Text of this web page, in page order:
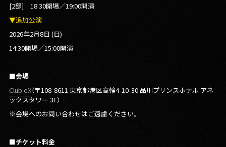
[2部] 18:30開場／19:00開演
▼追加公演
2026年2月8日 (日)
14:30開場／15:00開演
■会場
Club eX（〒108-8611 東京都港区高輪4-10-30 品川プリンスホテル アネ
ックスタワー 3F）
※会場へのお問い合わせはご遠慮ください。
■チケット料金